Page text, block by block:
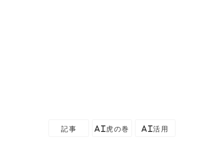
記事 AI虎の巻 AI活用